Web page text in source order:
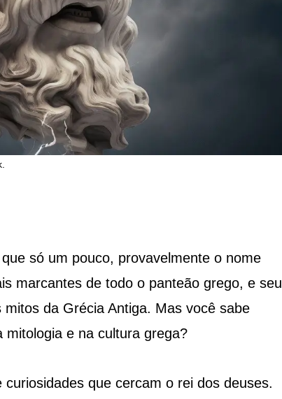
só um pouco, provavelmente o nome
marcantes de todo o panteão grego, e seu
da Grécia Antiga. Mas você sabe
e na cultura grega?
que cercam o rei dos deuses.